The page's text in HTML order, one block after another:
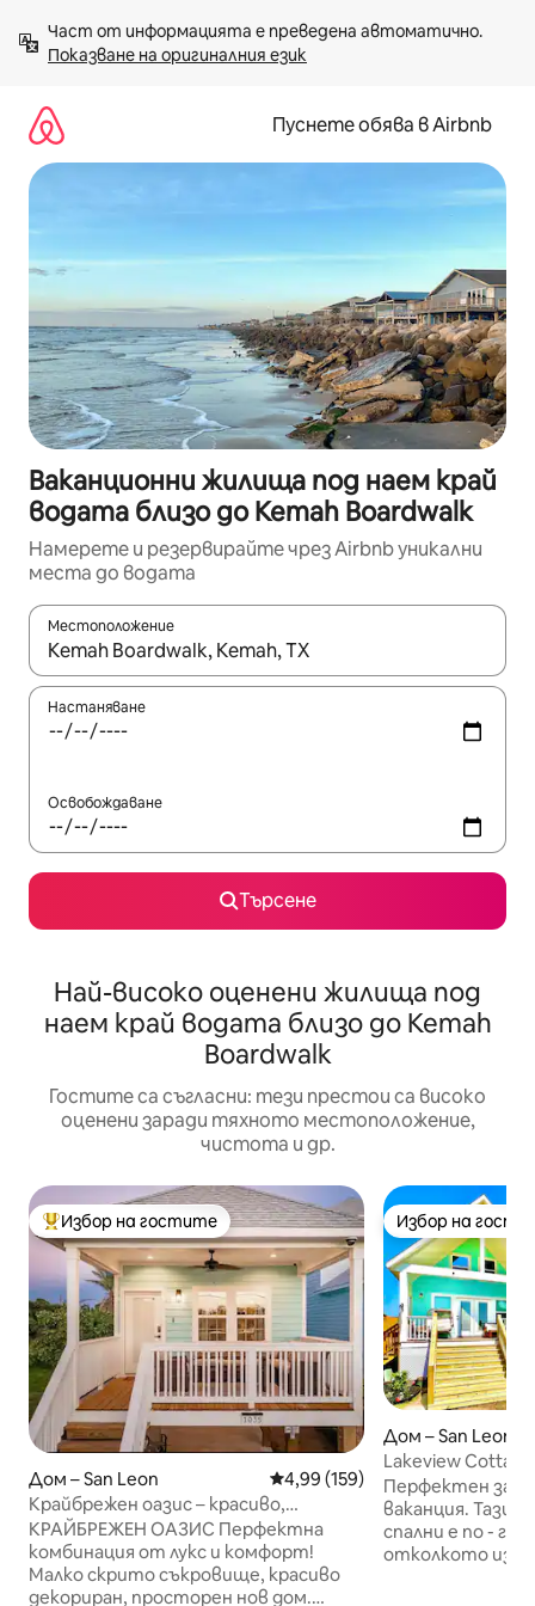
към
съдържанието
Показване на оригиналния език
Пуснете обява в Airbnb
Ваканционни жилища под наем край
водата близо до Kemah Boardwalk
Намерете и резервирайте чрез Airbnb уникални
места до водата
Местоположение
Когато резултатите се покажат, използвайте
Настаняване
Освобождаване
Търсене
Най-високо оценени жилища под
наем край водата близо до Kemah
Boardwalk
Гостите са съгласни: тези престои са високо
оценени заради тяхното местоположение,
чистота и др.
Най-популярен избор на гостите
Избор на гостите
Дом – San Leon Средна оценка: 4,99 от 5,
4,99 (159)
Крайбрежен оазис – красиво,
модерно и спокойно място за
почивка
КРАЙБРЕЖЕН ОАЗИС Перфектна
комбинация от лукс и комфорт!
Малко скрито съкровище, красиво
декориран, просторен нов дом.
Избор на
Избор на
Дом – San Leon
Lakeview
кей, езеро)
Перфектен за
ваканция. Тази
спални е по -
отколкото